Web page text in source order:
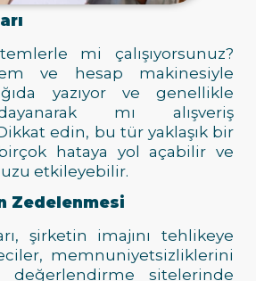
mi çalışıyorsunuz?
ve hesap makinesiyle
yazıyor ve genellikle
mı alışveriş
edin, bu tür yaklaşık bir
hataya yol açabilir ve
etkileyebilir.
Zedelenmesi
şirketin imajını tehlikeye
memnuniyetsizliklerini
değerlendirme sitelerinde